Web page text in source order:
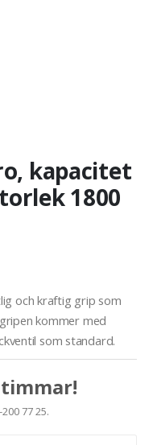
kapacitet
1800
och kraftig grip som
kommer med
som standard.
77 25.